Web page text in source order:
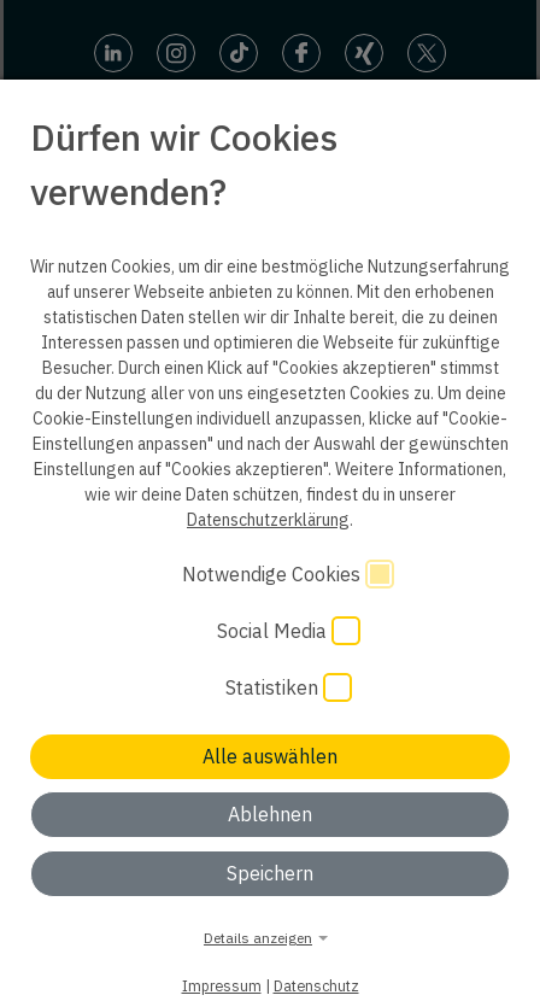
Keinen passenden Job gefunden? Wir freuen uns auf
ok, verstanden
ep life science
Datenschutzerklärung B2B Datenschutzerklärung
Datenschutzhinweise Bewerber
Impressum AGB
Cookie Einstellungen
Dürfen wir Cookies
verwenden?
Wir nutzen Cookies, um dir eine bestmögliche Nutzungserfahrung
auf unserer Webseite anbieten zu können. Mit den erhobenen
statistischen Daten stellen wir dir Inhalte bereit, die zu deinen
Interessen passen und optimieren die Webseite für zukünftige
Besucher. Durch einen Klick auf "Cookies akzeptieren" stimmst
du der Nutzung aller von uns eingesetzten Cookies zu. Um deine
Cookie-Einstellungen individuell anzupassen, klicke auf "Cookie-
Einstellungen anpassen" und nach der Auswahl der gewünschten
Einstellungen auf "Cookies akzeptieren". Weitere Informationen,
wie wir deine Daten schützen, findest du in unserer
Datenschutzerklärung.
Notwendige Cookies
Social Media
Statistiken
Alle auswählen
Ablehnen
Speichern
Details anzeigen
Impressum | Datenschutz